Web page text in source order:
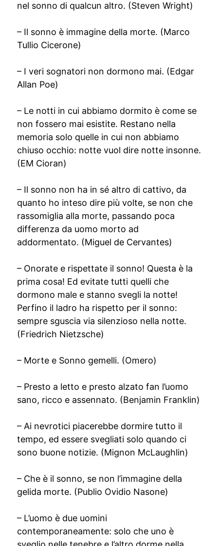
nel sonno di qualcun altro. (Steven Wright)
– Il sonno è immagine della morte. (Marco
Tullio Cicerone)
– I veri sognatori non dormono mai. (Edgar
Allan Poe)
– Le notti in cui abbiamo dormito è come se
non fossero mai esistite. Restano nella
memoria solo quelle in cui non abbiamo
chiuso occhio: notte vuol dire notte insonne.
(EM Cioran)
– Il sonno non ha in sé altro di cattivo, da
quanto ho inteso dire più volte, se non che
rassomiglia alla morte, passando poca
differenza da uomo morto ad
addormentato. (Miguel de Cervantes)
– Onorate e rispettate il sonno! Questa è la
prima cosa! Ed evitate tutti quelli che
dormono male e stanno svegli la notte!
Perfino il ladro ha rispetto per il sonno:
sempre sguscia via silenzioso nella notte.
(Friedrich Nietzsche)
– Morte e Sonno gemelli. (Omero)
– Presto a letto e presto alzato fan l’uomo
sano, ricco e assennato. (Benjamin Franklin)
– Ai nevrotici piacerebbe dormire tutto il
tempo, ed essere svegliati solo quando ci
sono buone notizie. (Mignon McLaughlin)
– Che è il sonno, se non l’immagine della
gelida morte. (Publio Ovidio Nasone)
– L’uomo è due uomini
contemporaneamente: solo che uno è